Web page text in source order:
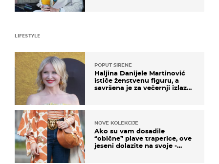
LIFESTYLE
POPUT SIRENE
Haljina Danijele Martinović
ističe ženstvenu figuru, a
savršena je za večernji izlazak
NOVE KOLEKCIJE
Ako su vam dosadile
“obične” plave traperice, ove
jeseni dolazite na svoje -